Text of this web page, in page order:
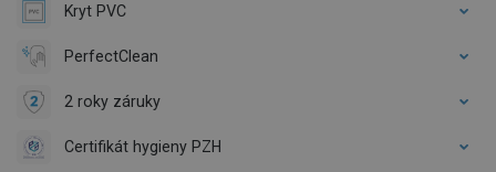
Kryt PVC
PerfectClean
2 roky záruky
Certifikát hygieny PZH